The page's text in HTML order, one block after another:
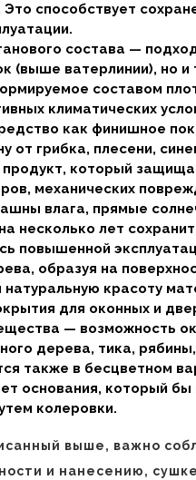
способствует
состава —
(выше ватерлинии), но и
составом
климатических
как финишное
грибка, плесени,
который
механических
влага, прямые
несколько лет
повышенной
образуя на
натуральную красоту
для оконных и
— возможность
дерева, тика,
также в бесцветном
основания, который бы
колеровки.
выше, важно
и нанесению,